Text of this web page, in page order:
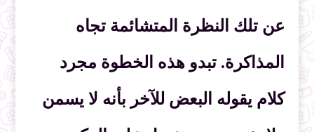
عن تلك النظرة المتشائمة تجاه
المذاكرة. تبدو هذه الخطوة مجرد
كلام يقوله البعض للآخر بأنه لا يسمن